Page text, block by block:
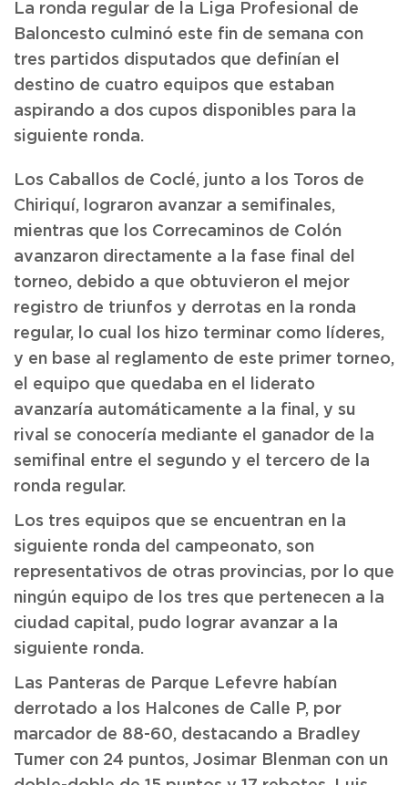
La ronda regular de la Liga Profesional de
Baloncesto culminó este fin de semana con
tres partidos disputados que definían el
destino de cuatro equipos que estaban
aspirando a dos cupos disponibles para la
siguiente ronda.
Los Caballos de Coclé, junto a los Toros de
Chiriquí, lograron avanzar a semifinales,
mientras que los Correcaminos de Colón
avanzaron directamente a la fase final del
torneo, debido a que obtuvieron el mejor
registro de triunfos y derrotas en la ronda
regular, lo cual los hizo terminar como líderes,
y en base al reglamento de este primer torneo,
el equipo que quedaba en el liderato
avanzaría automáticamente a la final, y su
rival se conocería mediante el ganador de la
semifinal entre el segundo y el tercero de la
ronda regular.
Los tres equipos que se encuentran en la
siguiente ronda del campeonato, son
representativos de otras provincias, por lo que
ningún equipo de los tres que pertenecen a la
ciudad capital, pudo lograr avanzar a la
siguiente ronda.
Las Panteras de Parque Lefevre habían
derrotado a los Halcones de Calle P, por
marcador de 88-60, destacando a Bradley
Tumer con 24 puntos, Josimar Blenman con un